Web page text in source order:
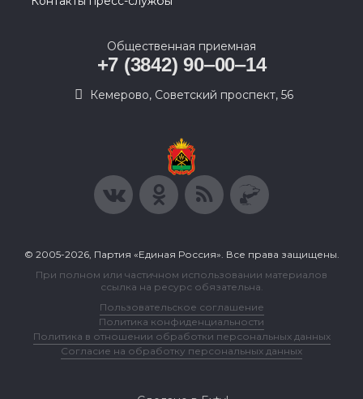
Общественная приемная
+7 (3842) 90‒00‒14
​Кемерово, Советский проспект, 56
© 2005-2026, Партия «Единая Россия». Все права защищены.
При полном или частичном использовании материалов
ссылка на ресурс обязательна.
Пользовательское соглашение
Политика конфиденциальности
Политика в отношении обработки персональных данных
Согласие на обработку персональных данных